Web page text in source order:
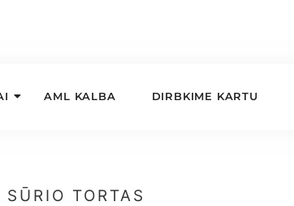
AML KALBA DIRBKIME KARTU
TORTAS